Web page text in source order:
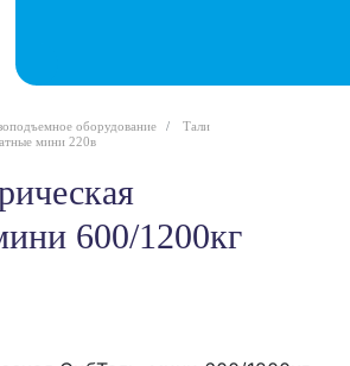
оборудование
Тали
мини 220в
600/1200кг